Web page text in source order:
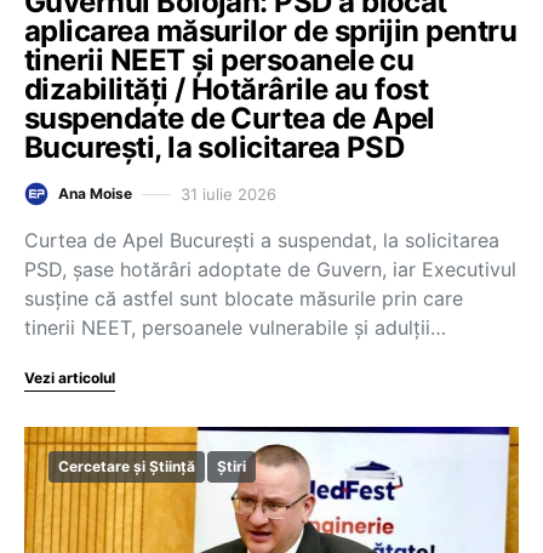
aplicarea măsurilor de sprijin pentru
tinerii NEET și persoanele cu
dizabilități / Hotărârile au fost
suspendate de Curtea de Apel
București, la solicitarea PSD
Ana Moise 31 iulie 2026
Curtea de Apel București a suspendat, la solicitarea
PSD, șase hotărâri adoptate de Guvern, iar Executivul
susține că astfel sunt blocate măsurile prin care
tinerii NEET, persoanele vulnerabile și adulții…
Vezi articolul
Cercetare și Știință Știri